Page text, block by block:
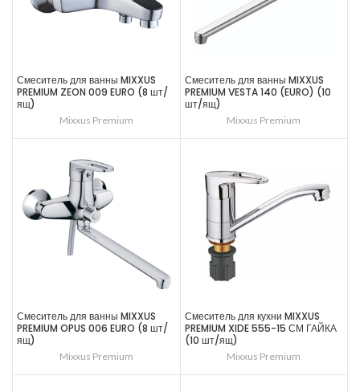
Смеситель для ванны MIXXUS
PREMIUM ZEON 009 EURO (8 шт/
ящ)
Mixxus Premium
Смеситель для ванны MIXXUS
PREMIUM VESTA 140 (EURO) (10
шт/ящ)
Mixxus Premium
Смеситель для ванны MIXXUS
PREMIUM OPUS 006 EURO (8 шт/
ящ)
Mixxus Premium
Смеситель для кухни MIXXUS
PREMIUM XIDE 555-15 СМ ГАЙКА
(10 шт/ящ)
Mixxus Premium